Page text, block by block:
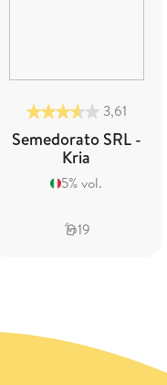
3,61
Semedorato SRL -
Kria
5% vol.
19